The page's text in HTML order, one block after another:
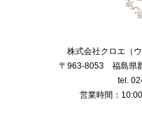
株式会社クロエ（
〒963-8053 福島県
tel.
営業時間：